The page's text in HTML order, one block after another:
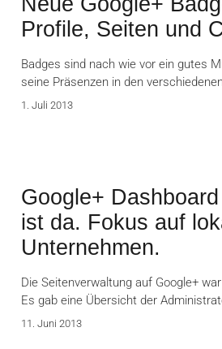
Profile, Seiten und
Badges sind nach wie vor ein gutes
seine Präsenzen in den
1. Juli 2013
Google+
ist da. Fokus auf
Unternehmen.
Die Seitenverwaltung auf Google+
Es gab eine Übersicht der
11. Juni 2013